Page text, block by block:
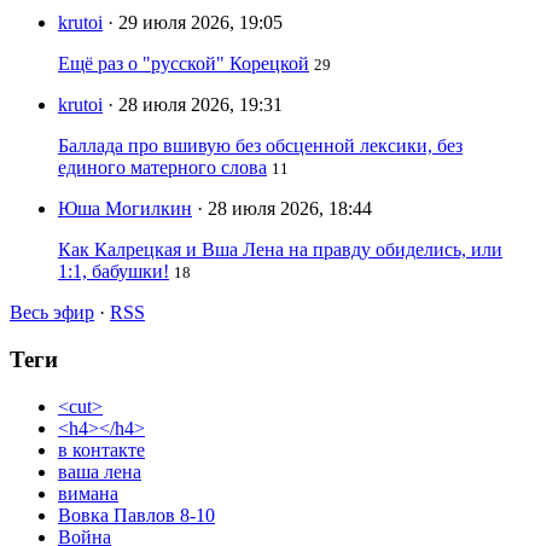
krutoi · 29 июля 2026, 19:05
Ещё раз о "русской" Корецкой 29
krutoi · 28 июля 2026, 19:31
Баллада про вшивую без обсценной лексики, без
единого матерного слова 11
Юша Могилкин · 28 июля 2026, 18:44
Как Калрецкая и Вша Лена на правду обиделись, или
1:1, бабушки! 18
Весь эфир · RSS
Теги
<cut>
<h4></h4>
в контакте
ваша лена
вимана
Вовка Павлов 8-10
Война